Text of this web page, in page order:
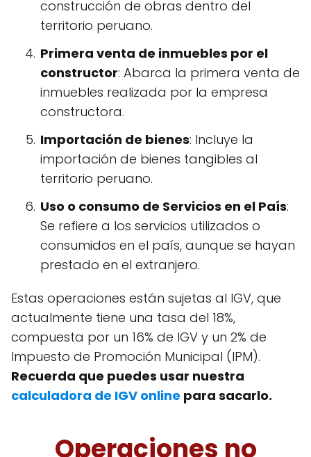
construcción de obras dentro del
territorio peruano.
Primera venta de inmuebles por el
constructor: Abarca la primera venta de
inmuebles realizada por la empresa
constructora.
Importación de bienes: Incluye la
importación de bienes tangibles al
territorio peruano.
Uso o consumo de Servicios en el País:
Se refiere a los servicios utilizados o
consumidos en el país, aunque se hayan
prestado en el extranjero.
Estas operaciones están sujetas al IGV, que
actualmente tiene una tasa del 18%,
compuesta por un 16% de IGV y un 2% de
Impuesto de Promoción Municipal (IPM).
Recuerda que puedes usar nuestra
calculadora de IGV online para sacarlo.
Operaciones no